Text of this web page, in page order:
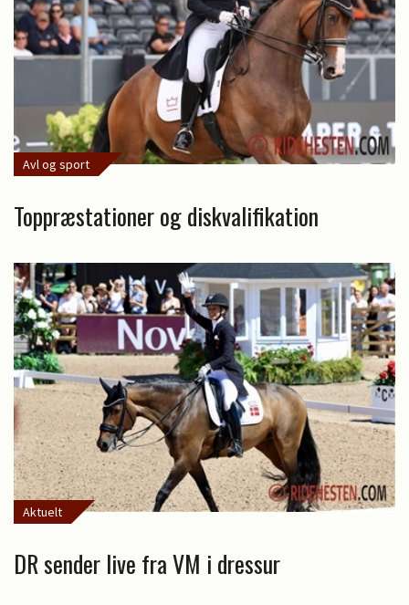
Avl og sport
Toppræstationer og diskvalifikation
Aktuelt
DR sender live fra VM i dressur